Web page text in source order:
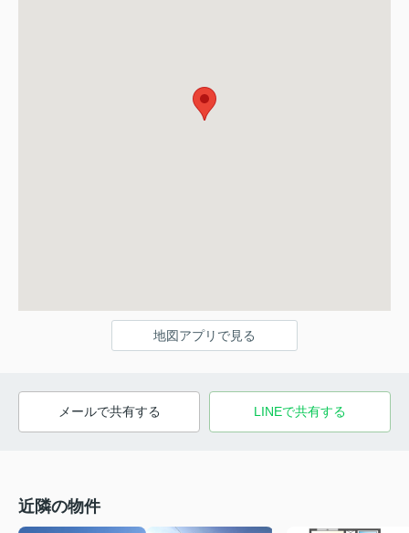
地図アプリで見る
メールで共有する LINEで共有する
近隣の物件